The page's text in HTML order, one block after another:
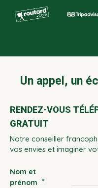
Un appel, un
RENDEZ-VOUS
GRATUIT
Notre conseiller
vos envies et imaginer
Nom et
prénom *